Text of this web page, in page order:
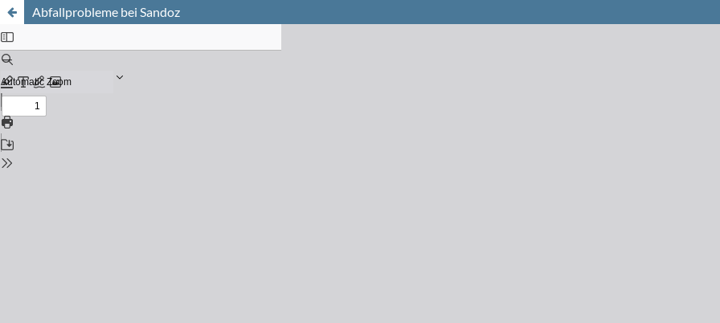
Abfallprobleme bei Sandoz